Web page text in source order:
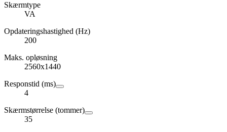
Skærmtype
VA
Opdateringshastighed (Hz)
200
Maks. opløsning
2560x1440
Responstid (ms)
4
Skærmstørrelse (tommer)
35